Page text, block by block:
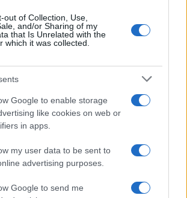
out of Collection, Use,
and/or Sharing of my
that Is Unrelated with the
which it was collected.
Google to enable storage
like cookies on web or
in apps.
my user data to be sent to
advertising purposes.
Google to send me
να βγάλουν τα
τα ούλα τους είναι πολύ
υπομονή. Ο πόνος είναι
αλλά τα δόντια θα είναι
χρειάζεται, μπορεί να πάρει
βράδια λίγο depon, για να
έχω μια μπέμπα 4,5 μηνών
τις στέρεες τροφές και